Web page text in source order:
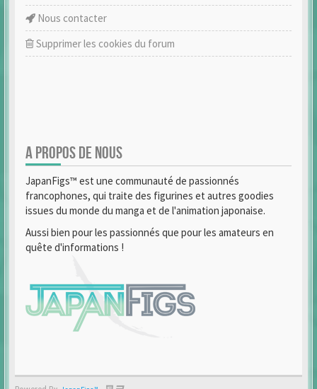
Nous contacter
Supprimer les cookies du forum
A PROPOS DE NOUS
JapanFigs™ est une communauté de passionnés
francophones, qui traite des figurines et autres goodies
issues du monde du manga et de l'animation japonaise.
Aussi bien pour les passionnés que pour les amateurs en
quête d'informations !